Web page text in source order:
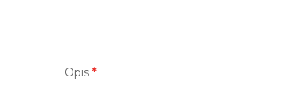
Opis *